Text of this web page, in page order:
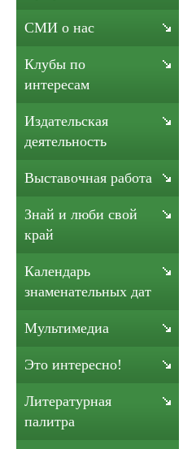
СМИ о нас
Клубы по
интересам
Издательская
деятельность
Выставочная работа
Знай и люби свой
край
Календарь
знаменательных дат
Мультимедиа
Это интересно!
Литературная
палитра